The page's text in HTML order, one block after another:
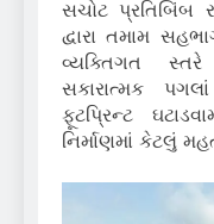
સચોટ
દ્વારા તમામ
વ્યક્તિગત સ્તરે
સકારાત્મક
ફૂટપ્રિન્ટ
નિર્માણમાં કેટલું